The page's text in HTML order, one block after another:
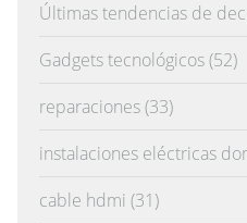
Últimas tendencias de
Gadgets tecnológicos(52)
reparaciones(33)
instalaciones eléctricas
cable hdmi (31)